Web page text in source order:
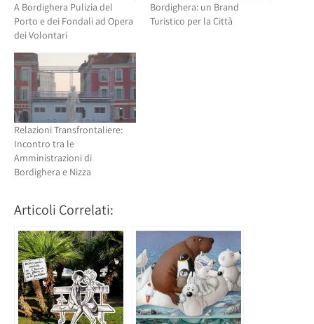
A Bordighera Pulizia del
Porto e dei Fondali ad Opera
dei Volontari
Bordighera: un Brand
Turistico per la Città
Relazioni Transfrontaliere:
Incontro tra le
Amministrazioni di
Bordighera e Nizza
Articoli Correlati: